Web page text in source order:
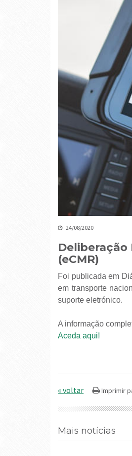
24/08/2020
(eCMR)
Foi publicada em
em transporte
suporte eletrónico.
A informação
Aceda aqui!
« voltar
Mais notícias